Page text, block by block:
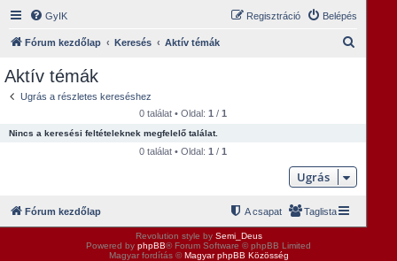
GyIK Belépés
Regisztráció
Fórum kezdőlap Keresés Aktív témák
s
Aktív témák
Ugrás a részletes kereséshez
0 találat • Oldal:1 /1
Nincs a keresési feltételeknek megfelelő találat.
0 találat • Oldal:1 /1
Ugrás
Fórum kezdőlap Taglista
A csapat
Revolution style by Semi_Deus
Powered by phpBB® Forum Software © phpBB Limited
Magyar fordítás ©Magyar phpBB Közösség